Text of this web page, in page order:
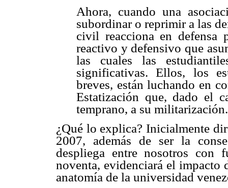
Ahora, cuando una
subordinar o reprimir a las
civil reacciona en defensa
reactivo y defensivo que
las cuales las
significativas. Ellos, los
breves, están luchando en
Estatización que, dado el
temprano, a su militarización.
¿Qué lo explica? Inicialmente
2007, además de ser la
despliega entre nosotros con
noventa, evidenciará el impacto
anatomía de la universidad